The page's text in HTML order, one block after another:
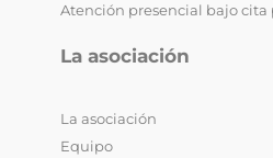
Atención presencial bajo cita
La asociación
La asociación
Equipo